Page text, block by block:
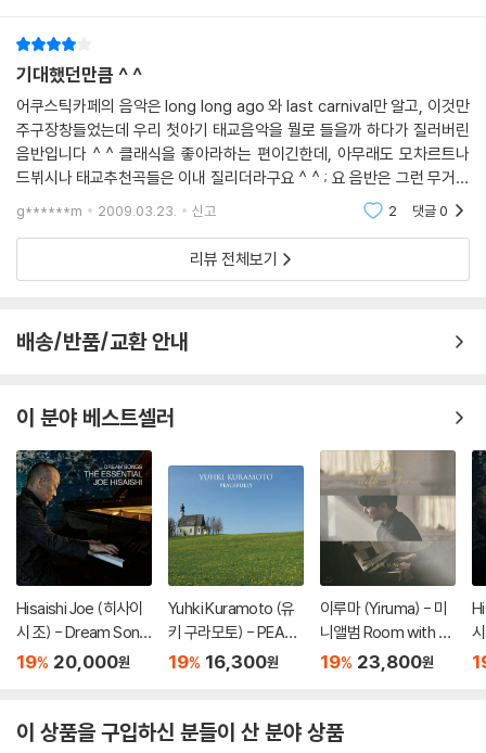
기대했던만큼 ^ ^
어쿠스틱카페의 음악은 long long ago 와 last carnival만 알고, 이것만
주구장창들었는데 우리 첫아기 태교음악을 뭘로 들을까 하다가 질러버린
음반입니다 ^ ^ 클래식을 좋아라하는 편이긴한데, 아무래도 모차르트나
드뷔시나 태교추천곡들은 이내 질리더라구요 ^ ^ ; 요 음반은 그런 무거움
이 없달까 트랙13까지 모두 들어본듯한 멜로디들이라서 부담없이 잘 듣고
있습니다
g******m 2009.03.23. 신고 2 댓글0
리뷰 전체보기
배송/반품/교환 안내
이 분야 베스트셀러
Hisaishi Joe (히사이
시 조) - Dream Song
s: The Essential Joe
19% 20,000원
Yuhki Kuramoto (유
키 구라모토) - PEACE
FULLY
19% 16,300원
이루마 (Yiruma) - 미
니앨범 Room with a
view
19% 23,800원
이 상품을 구입하신 분들이 산 분야 상품